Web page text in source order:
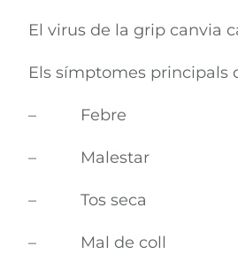
El virus de la grip canvia
Els símptomes principals
– Febre
– Malestar
– Tos seca
– Mal de coll